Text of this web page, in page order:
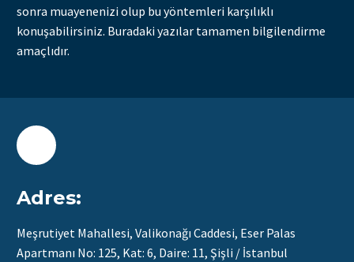
sonra muayenenizi olup bu yöntemleri karşılıklı
konuşabilirsiniz. Buradaki yazılar tamamen bilgilendirme
amaçlıdır.
Adres:
Meşrutiyet Mahallesi, Valikonağı Caddesi, Eser Palas
Apartmanı No: 125, Kat: 6, Daire: 11, Şişli / İstanbul